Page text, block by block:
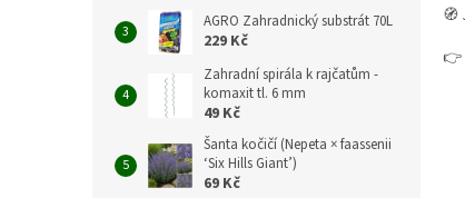
AGRO Zahradnický substrát 70L
229 Kč
Zahradní spirála k rajčatům -
komaxit tl. 6 mm
49 Kč
Šanta kočičí (Nepeta × faassenii
‘Six Hills Giant’)
69 Kč
🧭
👉